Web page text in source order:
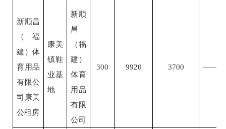
新顺昌
（福
建）体
育用品
有限公
司康美
公租房
康美
镇鞋
业基
地
新顺
昌
（福
建）
体育
用品
有限
公司
300 9920 3700 ——